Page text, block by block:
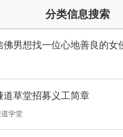
分类信息搜索
佛男想找一位心地善良的女
道草堂招募义工简章
学堂